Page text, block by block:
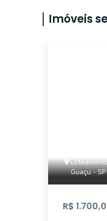
Imóveis
Guaçu - SP
R$